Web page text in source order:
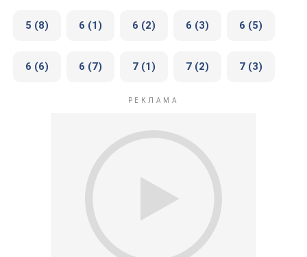
5 (8) 6 (1) 6 (2) 6 (3) 6 (5)
6 (6) 6 (7) 7 (1) 7 (2) 7 (3)